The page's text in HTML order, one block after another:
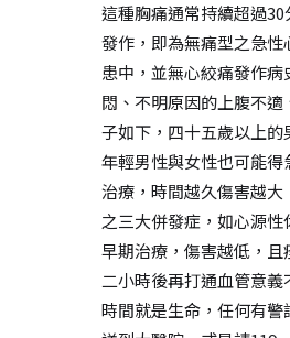
這種胸痛通常持續超過
發作，即為無痛型之急
患中，並無心絞痛發作
悶、不明原因的上腹不
子如下，四十五歲以上
年輕男性與女性也可能
治療，時間越久傷害越
之三大併發症，如心源
早期治療，傷害越低，
二小時後再打通血管意
時間就是生命，任何有